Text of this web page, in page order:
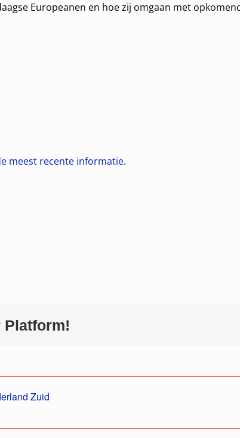
Europeanen en hoe zij omgaan met
meest recente informatie.
Platform!
Zuid